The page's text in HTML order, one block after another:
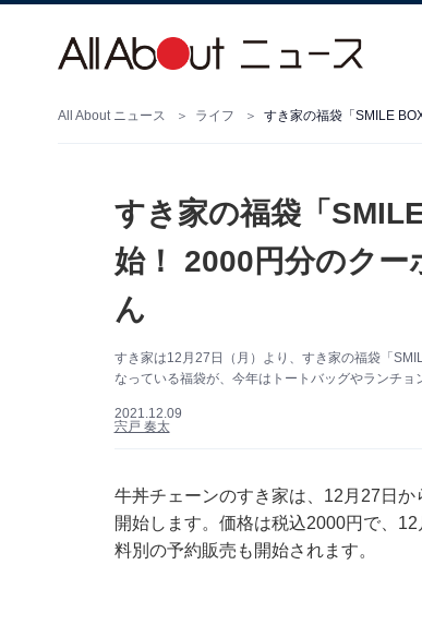
All About ニュース ライフ
すき家の福袋「
始！ 2000円分のク
ん
すき家は12月27日（月）より、すき家の福袋「
なっている福袋が、今年はトートバッグやランチョ
2021.12.09
宍戸 奏太
牛丼チェーンのすき家は、12月27日
開始します。価格は税込2000円で、
料別の予約販売も開始されます。